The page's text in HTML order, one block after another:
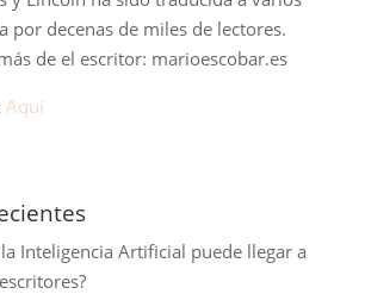
por decenas de miles de lectores.
de el escritor: marioescobar.es
Aquí
Inteligencia Artificial puede llegar a